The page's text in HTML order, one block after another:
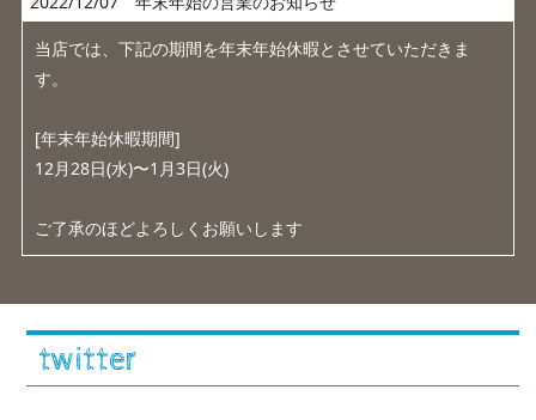
当店では、下記の期間を年末年始休暇とさせていただきま
す。
[年末年始休暇期間]
12月28日(水)〜1月3日(火)
ご了承のほどよろしくお願いします
twitter